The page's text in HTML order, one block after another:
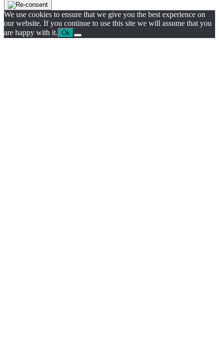
We use cookies to ensure that we give you the best experience on
our website. If you continue to use this site we will assume that you
are happy with it. Ok